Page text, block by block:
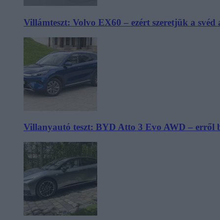
Villámteszt: Volvo EX60 – ezért szeretjük a svéd
Villanyautó teszt: BYD Atto 3 Evo AWD – erről